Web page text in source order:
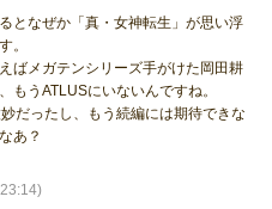
となぜか「真・女神転生」が思い浮
。
ばメガテンシリーズ手がけた岡田耕
もうATLUSにいないんですね。
だったし、もう続編には期待できな
あ？